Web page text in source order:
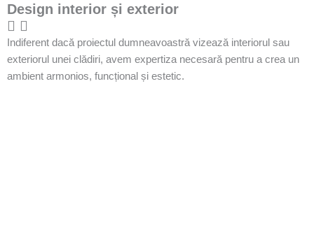
Design interior și exterior
Indiferent dacă proiectul dumneavoastră vizează interiorul sau
exteriorul unei clădiri, avem expertiza necesară pentru a crea un
ambient armonios, funcțional și estetic.